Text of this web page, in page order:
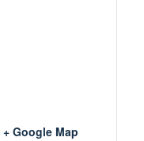
+ Google Map